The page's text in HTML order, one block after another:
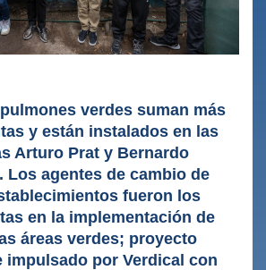
verdes suman más
y están instalados en las
Arturo Prat y Bernardo
Los agentes de cambio de
fueron los
en la implementación de
áreas verdes; proyecto
impulsado por Verdical con